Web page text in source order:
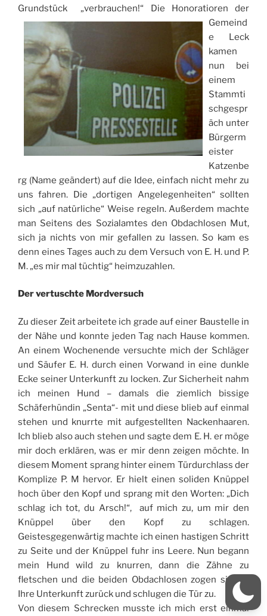
Grundstück „verbrauchen!“ Die Honoratioren der
Gemeind
e Leck
kamen
nun bei
einem
Stammti
schgespr
äch unter
Bürgerm
eister
Katzenbe
rg (Name geändert) auf die Idee, einfach nicht mehr zu
uns fahren. Die „dortigen Angelegenheiten“ sollten
sich „auf natürliche“ Weise regeln. Außerdem machte
man Seitens des Sozialamtes den Obdachlosen Mut,
sich ja nichts von mir gefallen zu lassen. So kam es
denn eines Tages auch zu dem Versuch von E. H. und P.
M. „es mir mal tüchtig“ heimzuzahlen.
Der vertuschte Mordversuch
Zu dieser Zeit arbeitete ich grade auf einer Baustelle in
der Nähe und konnte jeden Tag nach Hause kommen.
An einem Wochenende versuchte mich der Schläger
und Säufer E. H. durch einen Vorwand in eine dunkle
Ecke seiner Unterkunft zu locken. Zur Sicherheit nahm
ich meinen Hund – damals die ziemlich bissige
Schäferhündin „Senta“- mit und diese blieb auf einmal
stehen und knurrte mit aufgestellten Nackenhaaren.
Ich blieb also auch stehen und sagte dem E. H. er möge
mir doch erklären, was er mir denn zeigen möchte. In
diesem Moment sprang hinter einem Türdurchlass der
Komplize P. M hervor. Er hielt einen soliden Knüppel
hoch über den Kopf und sprang mit den Worten: „Dich
schlag ich tot, du Arsch!“, auf mich zu, um mir den
Knüppel über den Kopf zu schlagen.
Geistesgegenwärtig machte ich einen hastigen Schritt
zu Seite und der Knüppel fuhr ins Leere. Nun begann
mein Hund wild zu knurren, dann die Zähne zu
fletschen und die beiden Obdachlosen zogen sich in
Ihre Unterkunft zurück und schlugen die Tür zu.
Von diesem Schrecken musste ich mich erst einmal